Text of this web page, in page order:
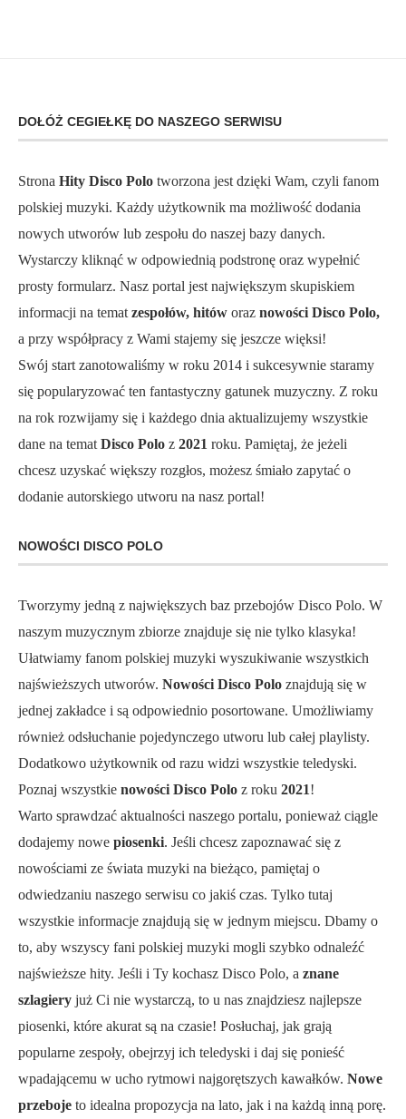
DOŁÓŻ CEGIEŁKĘ DO NASZEGO SERWISU
Strona Hity Disco Polo tworzona jest dzięki Wam, czyli fanom
polskiej muzyki. Każdy użytkownik ma możliwość dodania
nowych utworów lub zespołu do naszej bazy danych.
Wystarczy kliknąć w odpowiednią podstronę oraz wypełnić
prosty formularz. Nasz portal jest największym skupiskiem
informacji na temat zespołów, hitów oraz nowości Disco Polo,
a przy współpracy z Wami stajemy się jeszcze więksi!
Swój start zanotowaliśmy w roku 2014 i sukcesywnie staramy
się popularyzować ten fantastyczny gatunek muzyczny. Z roku
na rok rozwijamy się i każdego dnia aktualizujemy wszystkie
dane na temat Disco Polo z 2021 roku. Pamiętaj, że jeżeli
chcesz uzyskać większy rozgłos, możesz śmiało zapytać o
dodanie autorskiego utworu na nasz portal!
NOWOŚCI DISCO POLO
Tworzymy jedną z największych baz przebojów Disco Polo. W
naszym muzycznym zbiorze znajduje się nie tylko klasyka!
Ułatwiamy fanom polskiej muzyki wyszukiwanie wszystkich
najświeższych utworów. Nowości Disco Polo znajdują się w
jednej zakładce i są odpowiednio posortowane. Umożliwiamy
również odsłuchanie pojedynczego utworu lub całej playlisty.
Dodatkowo użytkownik od razu widzi wszystkie teledyski.
Poznaj wszystkie nowości Disco Polo z roku 2021!
Warto sprawdzać aktualności naszego portalu, ponieważ ciągle
dodajemy nowe piosenki. Jeśli chcesz zapoznawać się z
nowościami ze świata muzyki na bieżąco, pamiętaj o
odwiedzaniu naszego serwisu co jakiś czas. Tylko tutaj
wszystkie informacje znajdują się w jednym miejscu. Dbamy o
to, aby wszyscy fani polskiej muzyki mogli szybko odnaleźć
najświeższe hity. Jeśli i Ty kochasz Disco Polo, a znane
szlagiery już Ci nie wystarczą, to u nas znajdziesz najlepsze
piosenki, które akurat są na czasie! Posłuchaj, jak grają
popularne zespoły, obejrzyj ich teledyski i daj się ponieść
wpadającemu w ucho rytmowi najgorętszych kawałków. Nowe
przeboje to idealna propozycja na lato, jak i na każdą inną porę.